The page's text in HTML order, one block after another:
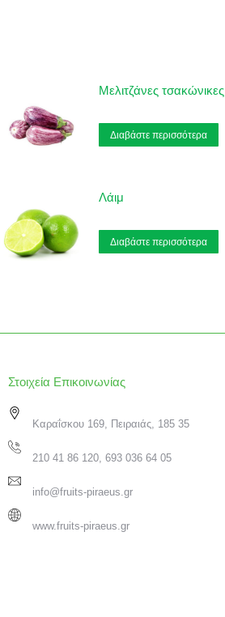
Μελιτζάνες τσακώνικες
Διαβάστε περισσότερα
Λάιμ
Διαβάστε περισσότερα
Στοιχεία Επικοινωνίας
Καραΐσκου 169, Πειραιάς, 185 35
210 41 86 120, 693 036 64 05
info@fruits-piraeus.gr
www.fruits-piraeus.gr